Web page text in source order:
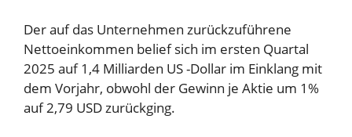
Der auf das Unternehmen zurückzuführene
Nettoeinkommen belief sich im ersten Quartal
2025 auf 1,4 Milliarden US -Dollar im Einklang mit
dem Vorjahr, obwohl der Gewinn je Aktie um 1%
auf 2,79 USD zurückging.